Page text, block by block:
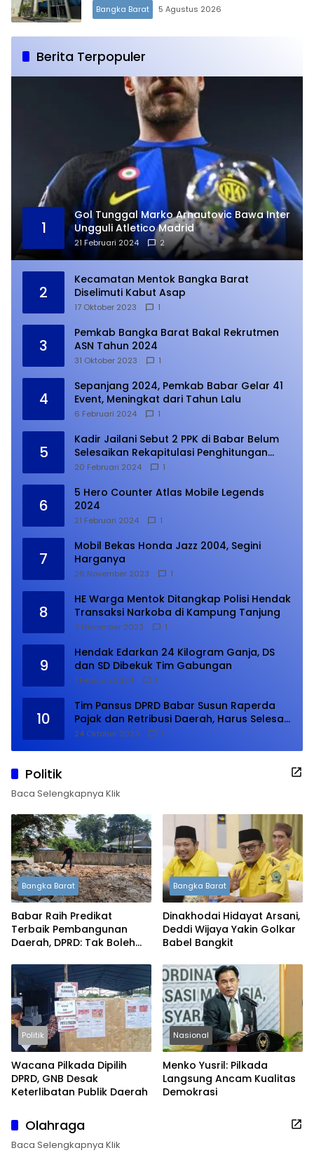
Bangka Barat 5 Agustus 2026
Berita Terpopuler
1
Gol Tunggal Marko Arnautovic Bawa Inter
Ungguli Atletico Madrid
21 Februari 2024 2
2
Kecamatan Mentok Bangka Barat
Diselimuti Kabut Asap
17 Oktober 2023 1
3
Pemkab Bangka Barat Bakal Rekrutmen
ASN Tahun 2024
31 Oktober 2023 1
4
Sepanjang 2024, Pemkab Babar Gelar 41
Event, Meningkat dari Tahun Lalu
6 Februari 2024 1
5
Kadir Jailani Sebut 2 PPK di Babar Belum
Selesaikan Rekapitulasi Penghitungan
Suara
20 Februari 2024 1
6
5 Hero Counter Atlas Mobile Legends
2024
21 Februari 2024 1
7
Mobil Bekas Honda Jazz 2004, Segini
Harganya
26 November 2023 1
8
HE Warga Mentok Ditangkap Polisi Hendak
Transaksi Narkoba di Kampung Tanjung
9 November 2023 1
9
Hendak Edarkan 24 Kilogram Ganja, DS
dan SD Dibekuk Tim Gabungan
1 Februari 2024 1
10
Tim Pansus DPRD Babar Susun Raperda
Pajak dan Retribusi Daerah, Harus Selesai
Januari 2024
24 Oktober 2023 1
Politik
Baca Selengkapnya Klik
Bangka Barat
Babar Raih Predikat
Terbaik Pembangunan
Daerah, DPRD: Tak Boleh
Bangka Barat
Dinakhodai Hidayat Arsani,
Deddi Wijaya Yakin Golkar
Babel Bangkit
Politik
Wacana Pilkada Dipilih
DPRD, GNB Desak
Keterlibatan Publik Daerah
Nasional
Menko Yusril: Pilkada
Langsung Ancam Kualitas
Demokrasi
Olahraga
Baca Selengkapnya Klik